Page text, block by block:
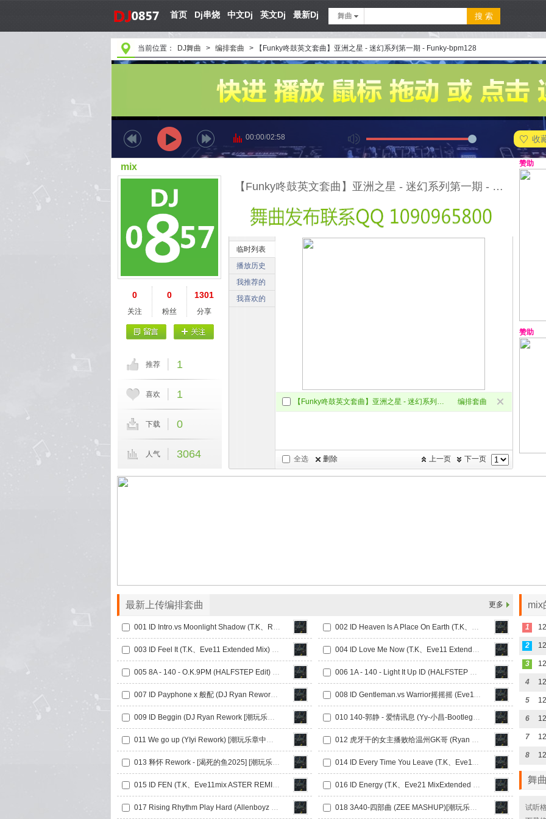
首页 Dj串烧 中文Dj 英文Dj 最新Dj 舞曲
当前位置： DJ舞曲 > 编排套曲 > 【Funky咚鼓英文套曲】亚洲之星 - 迷幻系列第一期 - Funky-bpm128
收
00:00/02:58
【Funky咚鼓英文套曲】亚洲之星 - 迷幻系列第一期 - Funky-bpm128
临时列表
播放历史
我推荐的
我喜欢的
【Funky咚鼓英文套曲】亚洲之星 - 迷幻系列第一期 - Funky-bpm128 编排套曲
全选 删除 下一页
上一页
mix
0
关注
0
粉丝
1301
分享
推荐 1
喜欢 1
下载 0
人气 3064
赞助
赞助
最新上传编排套曲 更多
001 ID Intro.vs Moonlight Shadow (T.K、Rena Mashup) [潮玩乐章中文140] 002 ID Heaven Is A Place On Earth (T.K、Eve11 Mix DJllen 、 Kyle Harrison Remix) [潮玩乐章中文140]
003 ID Feel It (T.K、Eve11 Extended Mix) [潮玩乐章中文140] 004 ID Love Me Now (T.K、Eve11 Extended Edit) [潮玩乐章中文140]
005 8A - 140 - O.K.9PM (HALFSTEP Edit) [潮玩乐章中文140] 006 1A - 140 - Light It Up ID (HALFSTEP X DJ Tong Mashup) [潮玩乐章中文140]
007 ID Payphone x 般配 (DJ Ryan Rework) [潮玩乐章中文140] 008 ID Gentleman.vs Warrior摇摇摇 (Eve11、T.K Bounc [潮玩乐章中文140]
009 ID Beggin (DJ Ryan Rework [潮玩乐章中文140] 010 140-郭静 - 爱情讯息 (Yy-小昌-Bootleg) [潮玩乐章中文140]
011 We go up (YIyi Rework) [潮玩乐章中文140] 012 虎牙干的女主播败给温州GK哥 (Ryan Rework) [潮玩乐章中文140]
013 释怀 Rework - [渴死的鱼2025] [潮玩乐章中文140] 014 ID Every Time You Leave (T.K、Eve11 Mix) [潮玩乐章中文140]
015 ID FEN (T.K、Eve11mix ASTER REMIX) [潮玩乐章中文140] 016 ID Energy (T.K、Eve21 MixExtended Mix) [潮玩乐章中文140]
017 Rising Rhythm Play Hard (Allenboyz Mix) [潮玩乐章中文140] 018 3A40-四部曲 (ZEE MASHUP)[潮玩乐章中文140]
mix
1
2
3
4
5
6
7
8
舞
试听